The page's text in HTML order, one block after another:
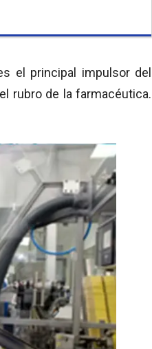
el principal impulsor del
rubro de la farmacéutica.